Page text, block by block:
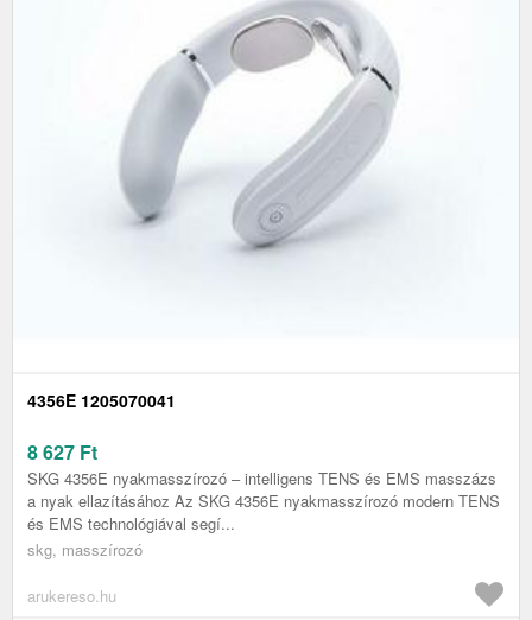
4356E 1205070041
8 627 Ft
SKG 4356E nyakmasszírozó – intelligens TENS és EMS masszázs
a nyak ellazításához Az SKG 4356E nyakmasszírozó modern TENS
és EMS technológiával segí...
skg, masszírozó
arukereso.hu